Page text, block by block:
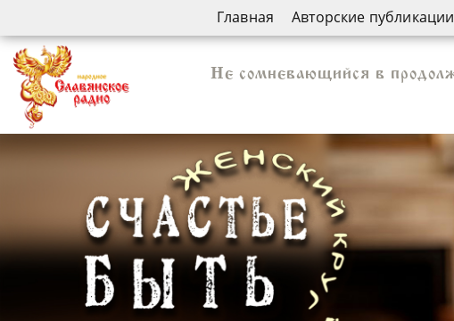
Главная Авторские публикации
Не сомневающийся в